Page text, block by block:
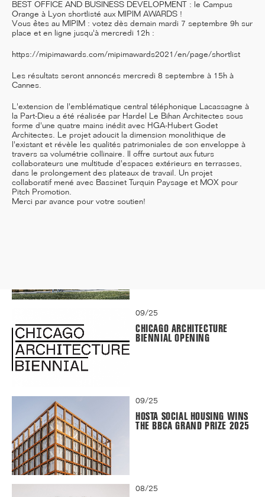
12/25
BUILDING, PARIS
11/25
CAMPUS SORBONNE PITIÉ-
SALPÊTRIÈRE : PROJET
LAURÉAT
09/25
CHICAGO ARCHITECTURE
BIENNIAL OPENING
09/25
HOSTA SOCIAL HOUSING WINS
THE BBCA GRAND PRIZE 2025
08/25
BEST OFFICE AND BUSINESS DEVELOPMENT : le Campus
Orange à Lyon shortlisté aux MIPIM AWARDS !
Vous êtes au MIPIM : votez dès demain mardi 7 septembre 9h sur
place et en ligne jusqu'à mercredi 12h :
https://mipimawards.com/mipimawards2021/en/page/shortlist
Les résultats seront annoncés mercredi 8 septembre à 15h à
Cannes.
L'extension de l'emblématique central téléphonique Lacassagne à
la Part-Dieu a été réalisée par Hardel Le Bihan Architectes sous
forme d'une quatre mains inédit avec HGA-Hubert Godet
Architectes. Le projet adoucit la dimension monolithique de
l'existant et révèle les qualités patrimoniales de son enveloppe à
travers sa volumétrie collinaire. Il offre surtout aux futurs
collaborateurs une multitude d'espaces extérieurs en terrasses,
dans le prolongement des plateaux de travail. Un projet
collaboratif mené avec Bassinet Turquin Paysage et MOX pour
Pitch Promotion.
Merci par avance pour votre soutien!